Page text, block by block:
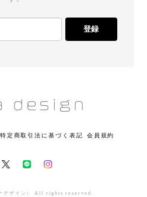
登録
特定商取引法に基づく表記 会員規約
デザイン） All rights reserved.